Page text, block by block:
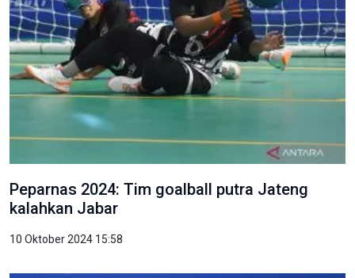
Peparnas 2024: Tim goalball putra Jateng
kalahkan Jabar
10 Oktober 2024 15:58